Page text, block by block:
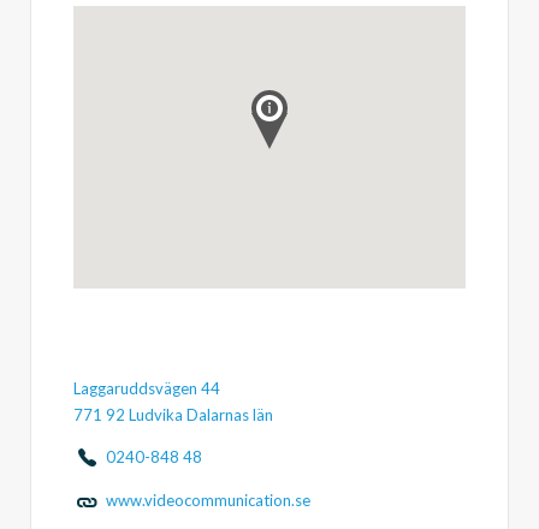
Laggaruddsvägen 44
771 92 Ludvika Dalarnas län
0240-848 48
www.videocommunication.se